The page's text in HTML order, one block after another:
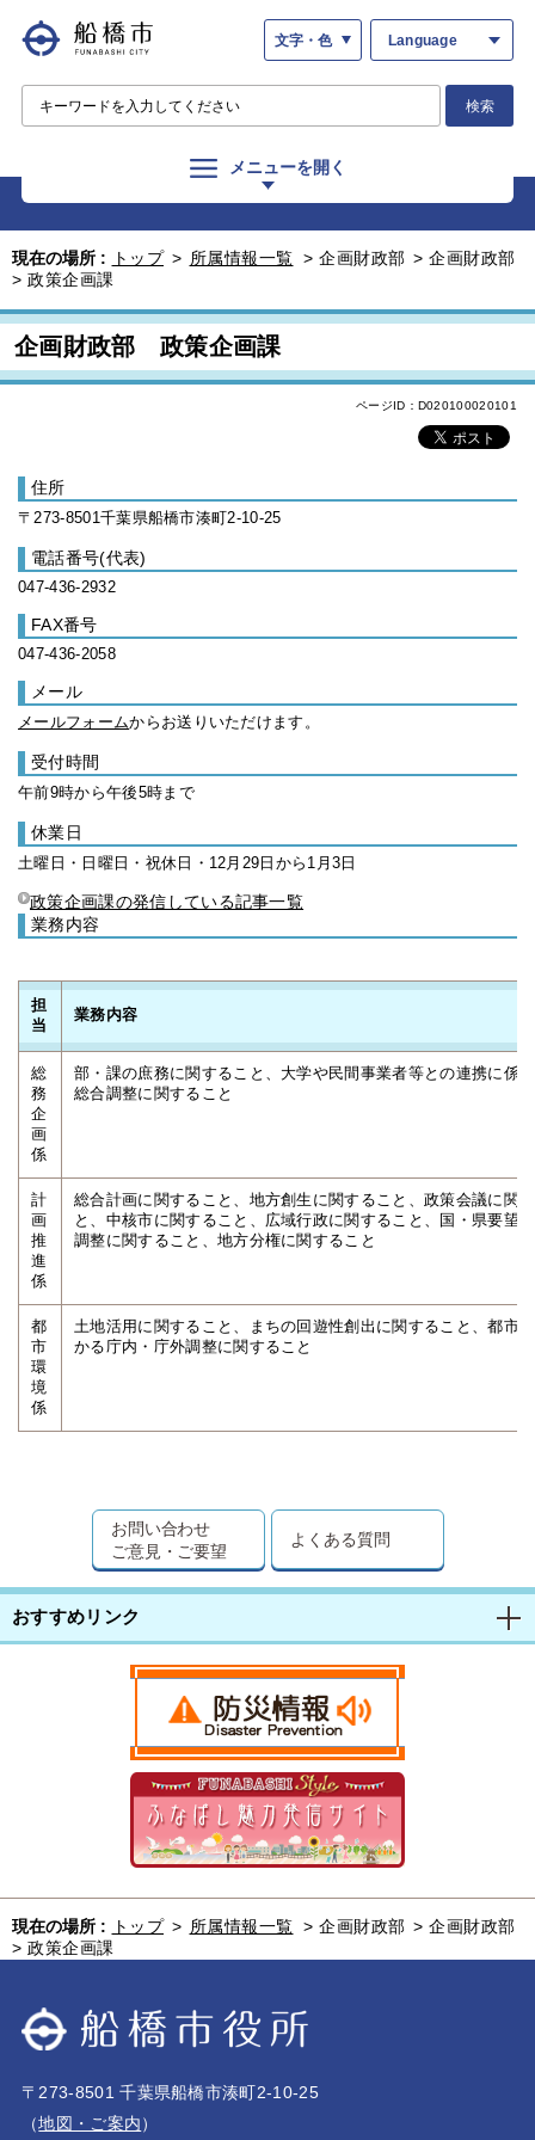
文字・色 Language
検索
メニューを開く
現在の場所 : トップ > 所属情報一覧 > 企画財政部 > 企画財政部
> 政策企画課
企画財政部 政策企画課
ページID：D020100020101
住所
〒273-8501千葉県船橋市湊町2-10-25
電話番号(代表)
047-436-2932
FAX番号
047-436-2058
メール
メールフォームからお送りいただけます。
受付時間
午前9時から午後5時まで
休業日
土曜日・日曜日・祝休日・12月29日から1月3日
政策企画課の発信している記事一覧
業務内容
担
当
業務内容
総
務
企
画
係
部・課の庶務に関すること、大学や民間事業者等との連携に係
総合調整に関すること
計
画
推
進
係
総合計画に関すること、地方創生に関すること、政策会議に関
と、中核市に関すること、広域行政に関すること、国・県要望
調整に関すること、地方分権に関すること
都
市
環
境
係
土地活用に関すること、まちの回遊性創出に関すること、都市
かる庁内・庁外調整に関すること
お問い合わせ
ご意見・ご要望
よくある質問
おすすめリンク
現在の場所 : トップ > 所属情報一覧 > 企画財政部 > 企画財政部
> 政策企画課
〒273-8501 千葉県船橋市湊町2-10-25
（地図・ご案内）